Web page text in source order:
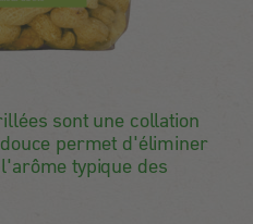
sont une collation
permet d'éliminer
typique des